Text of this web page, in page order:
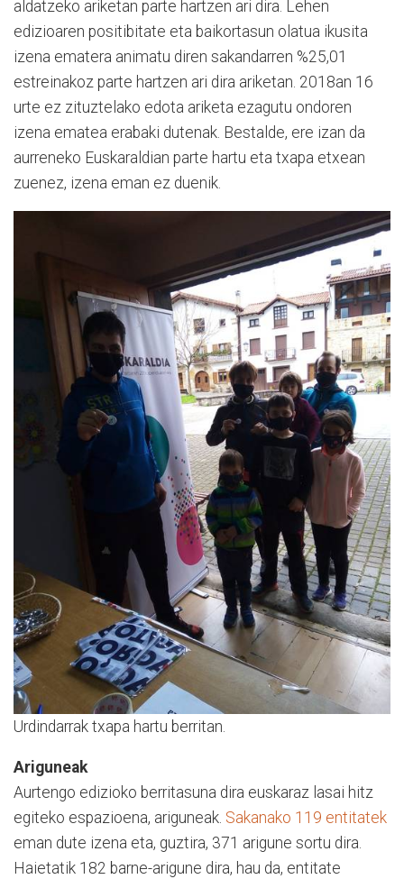
aldatzeko ariketan parte hartzen ari dira. Lehen
edizioaren positibitate eta baikortasun olatua ikusita
izena ematera animatu diren sakandarren %25,01
estreinakoz parte hartzen ari dira ariketan. 2018an 16
urte ez zituztelako edota ariketa ezagutu ondoren
izena ematea erabaki dutenak. Bestalde, ere izan da
aurreneko Euskaraldian parte hartu eta txapa etxean
zuenez, izena eman ez duenik.
Urdindarrak txapa hartu berritan.
Ariguneak
Aurtengo edizioko berritasuna dira euskaraz lasai hitz
egiteko espazioena, ariguneak. Sakanako 119 entitatek
eman dute izena eta, guztira, 371 arigune sortu dira.
Haietatik 182 barne-arigune dira, hau da, entitate